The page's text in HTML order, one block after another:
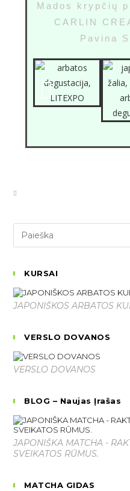
Mados krypčių
CARLIN
Pavina
KURSAI
JAPONIŠKOS ARBATOS
VERSLO DOVANOS
VERSLO DOVANOS
BLOG – Naujas Įrašas
JAPONIŠKA MATCHA -
SVEIKATOS RŪMUS.
MATCHA GIDAS